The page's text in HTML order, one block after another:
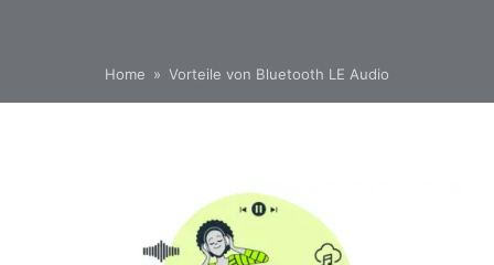
Home » Vorteile von Bluetooth LE Audio